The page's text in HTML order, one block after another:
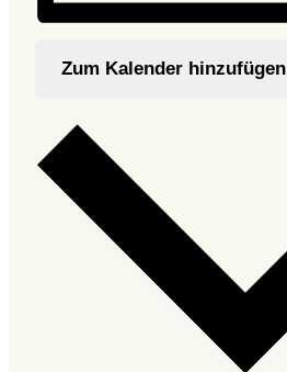
Zum Kalender hinzufügen